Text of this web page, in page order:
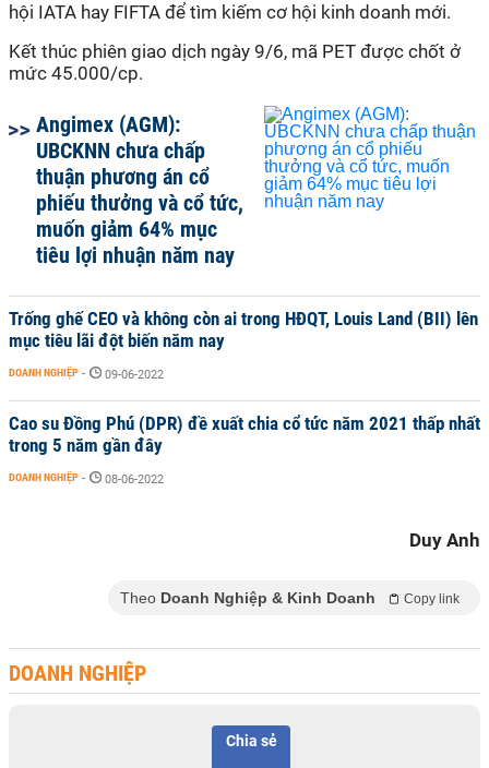
hội IATA hay FIFTA để tìm kiếm cơ hội kinh doanh mới.
Kết thúc phiên giao dịch ngày 9/6, mã PET được chốt ở
mức 45.000/cp.
Angimex (AGM):
UBCKNN chưa chấp
thuận phương án cổ
phiếu thưởng và cổ tức,
muốn giảm 64% mục
tiêu lợi nhuận năm nay
Trống ghế CEO và không còn ai trong HĐQT, Louis Land (BII) lên
mục tiêu lãi đột biến năm nay
DOANH NGHIỆP - 09-06-2022
Cao su Đồng Phú (DPR) đề xuất chia cổ tức năm 2021 thấp nhất
trong 5 năm gần đây
DOANH NGHIỆP - 08-06-2022
Duy Anh
Theo Doanh Nghiệp & Kinh Doanh Copy link
DOANH NGHIỆP
Chia sẻ